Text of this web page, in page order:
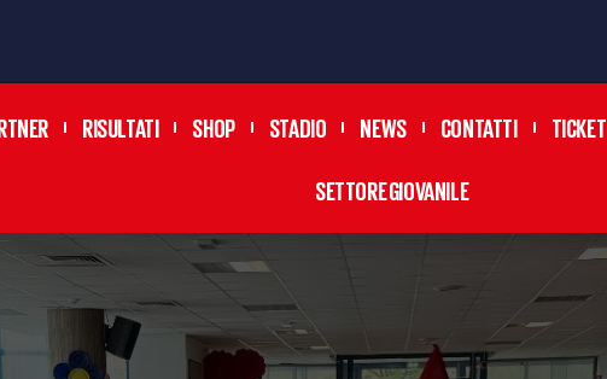
RISULTATI SHOP STADIO NEWS CONTATTI TICKET
SETTORE GIOVANILE